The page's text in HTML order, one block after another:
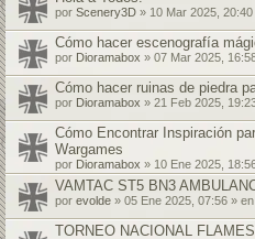
por Scenery3D » 10 Mar 2025, 20:40
Cómo hacer escenografía
por Dioramabox » 07 Mar 2025,
Cómo hacer ruinas de piedra
por Dioramabox » 21 Feb 2025,
Cómo Encontrar Inspiración
Wargames
por Dioramabox » 10 Ene 2025,
VAMTAC ST5 BN3
por evolde » 05 Ene 2025, 07:56 » en
TORNEO NACIONAL